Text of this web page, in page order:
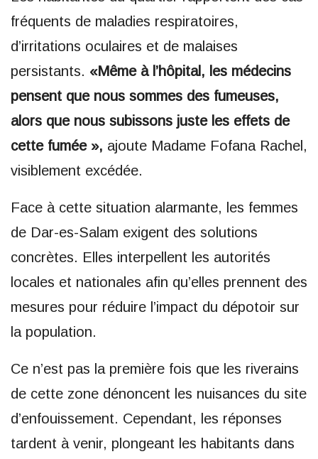
fréquents de maladies respiratoires,
d’irritations oculaires et de malaises
persistants. «Même à l’hôpital, les médecins
pensent que nous sommes des fumeuses,
alors que nous subissons juste les effets de
cette fumée », ajoute Madame Fofana Rachel,
visiblement excédée.
Face à cette situation alarmante, les femmes
de Dar-es-Salam exigent des solutions
concrètes. Elles interpellent les autorités
locales et nationales afin qu’elles prennent des
mesures pour réduire l’impact du dépotoir sur
la population.
Ce n’est pas la première fois que les riverains
de cette zone dénoncent les nuisances du site
d’enfouissement. Cependant, les réponses
tardent à venir, plongeant les habitants dans